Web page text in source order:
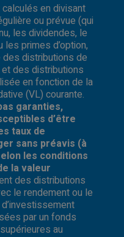
en divisant
ou prévue (qui
les dividendes, le
primes d’option,
distributions de
des distributions
en fonction de la
(VL) courante.
garanties,
d’être
taux de
sans préavis (à
les conditions
la valeur
des distributions
le rendement ou le
par un fonds
au